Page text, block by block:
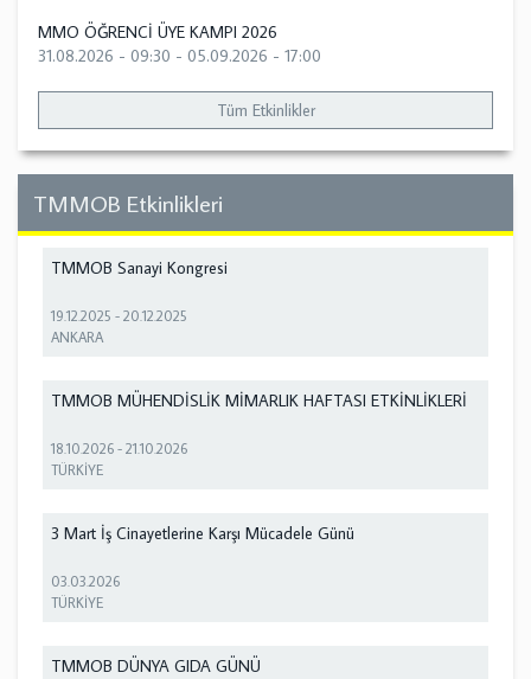
MMO ÖĞRENCİ ÜYE KAMPI 2026
31.08.2026 - 09:30 - 05.09.2026 - 17:00
Tüm Etkinlikler
TMMOB Etkinlikleri
TMMOB Sanayi Kongresi
19.12.2025 -20.12.2025
ANKARA
TMMOB MÜHENDİSLİK MİMARLIK HAFTASI ETKİNLİKLERİ
18.10.2026 -21.10.2026
TÜRKİYE
3 Mart İş Cinayetlerine Karşı Mücadele Günü
03.03.2026
TÜRKİYE
TMMOB DÜNYA GIDA GÜNÜ